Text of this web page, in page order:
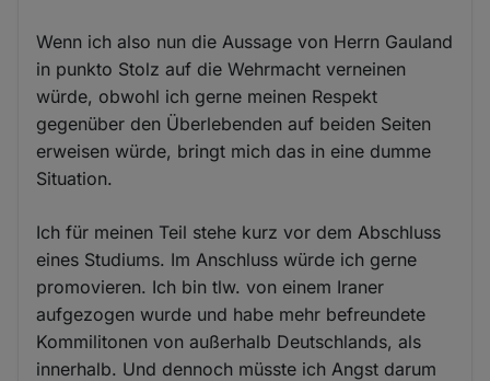
Wenn ich also nun die Aussage von Herrn Gauland
in punkto Stolz auf die Wehrmacht verneinen
würde, obwohl ich gerne meinen Respekt
gegenüber den Überlebenden auf beiden Seiten
erweisen würde, bringt mich das in eine dumme
Situation.
Ich für meinen Teil stehe kurz vor dem Abschluss
eines Studiums. Im Anschluss würde ich gerne
promovieren. Ich bin tlw. von einem Iraner
aufgezogen wurde und habe mehr befreundete
Kommilitonen von außerhalb Deutschlands, als
innerhalb. Und dennoch müsste ich Angst darum